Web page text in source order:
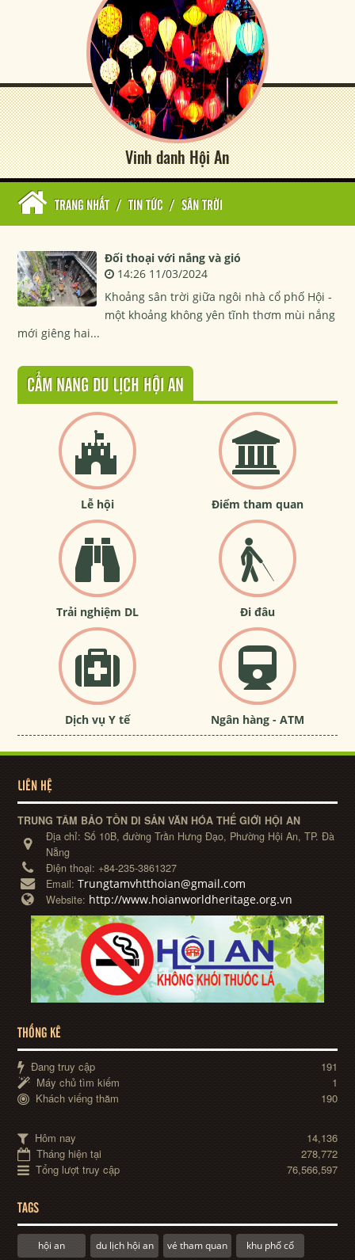
Vinh danh Hội An
TRANG NHẤT / TIN TỨC / SÂN TRỜI
Đối thoại với nắng và gió
14:26 11/03/2024
Khoảng sân trời giữa ngôi nhà cổ phố Hội -
một khoảng không yên tĩnh thơm mùi nắng
mới giêng hai...
CẨM NANG DU LỊCH HỘI AN
Lễ hội Điểm tham quan
Trải nghiệm DL Đi đâu
Dịch vụ Y tế Ngân hàng - ATM
LIÊN HỆ
TRUNG TÂM BẢO TỒN DI SẢN VĂN HÓA THẾ GIỚI HỘI AN
Địa chỉ:Số 10B, đường Trần Hưng Đạo, Phường Hội An, TP. Đà
Nẵng
Điện thoại: +84-235-3861327
Email:Trungtamvhtthoian@gmail.com
Website: http://www.hoianworldheritage.org.vn
THỐNG KÊ
Đang truy cập
191
Máy chủ tìm kiếm
1
Khách viếng thăm
190
Hôm nay
14,136
Tháng hiện tại
278,772
Tổng lượt truy cập
76,566,597
TAGS
hội an du lịch hội an vé tham quan khu phố cổ